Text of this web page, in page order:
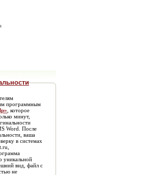
программным
, которое
минут,
Word. После
ваша
в системах
уникальной
вид, файл с
не